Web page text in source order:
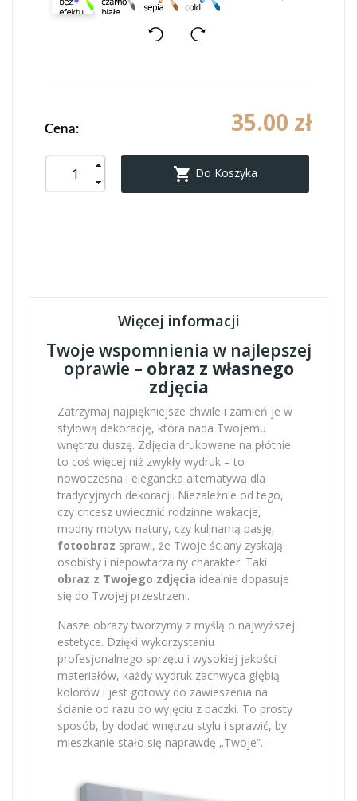
Cena: 35.00 zł
 Do Koszyka
Więcej informacji
Twoje wspomnienia w najlepszej
oprawie – obraz z własnego
zdjęcia
Zatrzymaj najpiękniejsze chwile i zamień je w
stylową dekorację, która nada Twojemu
wnętrzu duszę. Zdjęcia drukowane na płótnie
to coś więcej niż zwykły wydruk – to
nowoczesna i elegancka alternatywa dla
tradycyjnych dekoracji. Niezależnie od tego,
czy chcesz uwiecznić rodzinne wakacje,
modny motyw natury, czy kulinarną pasję,
fotoobraz sprawi, że Twoje ściany zyskają
osobisty i niepowtarzalny charakter. Taki
obraz z Twojego zdjęcia idealnie dopasuje
się do Twojej przestrzeni.
Nasze obrazy tworzymy z myślą o najwyższej
estetyce. Dzięki wykorzystaniu
profesjonalnego sprzętu i wysokiej jakości
materiałów, każdy wydruk zachwyca głębią
kolorów i jest gotowy do zawieszenia na
ścianie od razu po wyjęciu z paczki. To prosty
sposób, by dodać wnętrzu stylu i sprawić, by
mieszkanie stało się naprawdę „Twoje”.